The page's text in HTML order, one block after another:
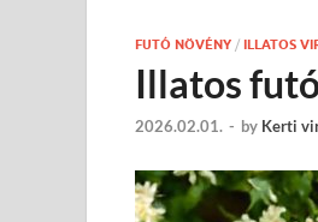
FUTÓ NÖVÉNY / ILLATOS
Illatos
2026.02.01. - by Kerti